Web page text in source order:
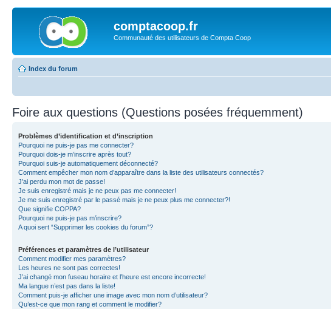
comptacoop.fr
Communauté des utilisateurs de Compta Coop
Index du forum
Foire aux questions (Questions posées fréquemment)
Problèmes d’identification et d’inscription
Pourquoi ne puis-je pas me connecter?
Pourquoi dois-je m’inscrire après tout?
Pourquoi suis-je automatiquement déconnecté?
Comment empêcher mon nom d’apparaître dans la liste des utilisateurs connectés?
J’ai perdu mon mot de passe!
Je suis enregistré mais je ne peux pas me connecter!
Je me suis enregistré par le passé mais je ne peux plus me connecter?!
Que signifie COPPA?
Pourquoi ne puis-je pas m’inscrire?
A quoi sert “Supprimer les cookies du forum”?
Préférences et paramètres de l’utilisateur
Comment modifier mes paramètres?
Les heures ne sont pas correctes!
J’ai changé mon fuseau horaire et l’heure est encore incorrecte!
Ma langue n’est pas dans la liste!
Comment puis-je afficher une image avec mon nom d’utilisateur?
Qu’est-ce que mon rang et comment le modifier?